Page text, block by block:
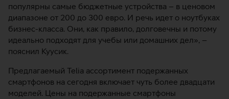
популярны самые бюджетные устройства – в ценовом
диапазоне от 200 до 300 евро. И речь идет о ноутбуках
бизнес-класса. Они, как правило, долговечны и потому
идеально подходят для учебы или домашних дел», –
пояснил Куусик.
Предлагаемый Telia ассортимент подержанных
смартфонов на сегодня включает чуть более двадцати
моделей. Цены на подержанные смартфоны